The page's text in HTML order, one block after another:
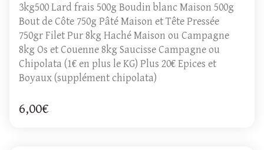
3kg500 Lard frais 500g Boudin blanc Maison 500g
Bout de Côte 750g Pâté Maison et Tête Pressée
750gr Filet Pur 8kg Haché Maison ou Campagne
8kg Os et Couenne 8kg Saucisse Campagne ou
Chipolata (1€ en plus le KG) Plus 20€ Epices et
Boyaux (supplément chipolata)
6,00€